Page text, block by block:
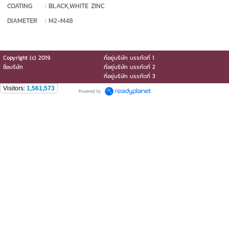
COATING : BLACK,WHITE ZINC
DIAMETER : M2-M48
Copyright (c) 2019
ที่อยู่บริษัท บรรทัดที่ 1
ชื่อบริษัท
ที่อยู่บริษัท บรรทัดที่ 2
ที่อยู่บริษัท บรรทัดที่ 3
Visitors: 1,561,573